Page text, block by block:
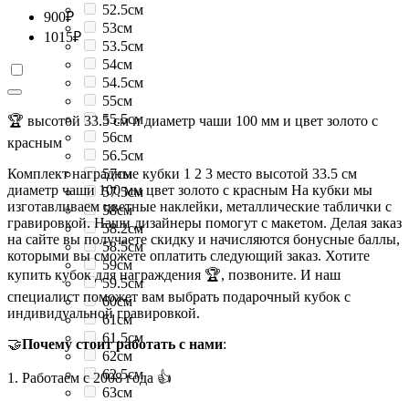
52.5см
53см
53.5см
54см
54.5см
55см
55.5см
56см
56.5см
57см
57.5см
58см
58.2см
58.5см
59см
59.5см
60см
61см
61.5см
62см
62.5см
63см
900₽
1015₽
🏆 высотой 33.5 см и диаметр чаши 100 мм и цвет золото с
красным
Комплект наградные кубки 1 2 3 место высотой 33.5 см
диаметр чаши 100 мм цвет золото с красным На кубки мы
изготавливаем цветные наклейки, металлические таблички с
гравировкой. Наши дизайнеры помогут с макетом. Делая заказ
на сайте вы получаете скидку и начисляются бонусные баллы,
которыми вы сможете оплатить следующий заказ. Хотите
купить кубок для награждения 🏆, позвоните. И наш
специалист поможет вам выбрать подарочный кубок с
индивидуальной гравировкой.
🤝Почему стоит работать с нами:
1. Работаем с 2008 года 👍